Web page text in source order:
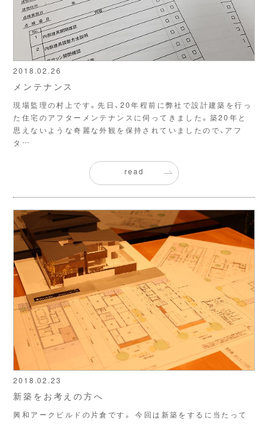
2018.02.26
メンテナンス
現場監理の村上です。先日、20年程前に弊社で設計建築を行っ
た住宅のアフターメンテナンスに伺ってきました。築20年と
思えないような奇麗な外観を保持されていましたので、アフ
タ…
read
2018.02.23
新築をお考えの方へ
興和アークビルドの片倉です。 今回は新築をするに当たって